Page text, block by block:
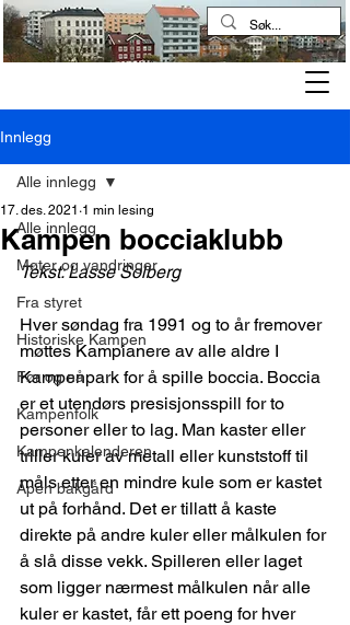
Innlegg
Alle innlegg
Møter og vandringer
Fra styret
Historiske Kampen
Før og nå
Kampenfolk
Kampenkalenderen
Åpen bakgård
Alle innlegg
Kampen bocciaklubb
17. des. 2021 1 min lesing
Tekst: Lasse Solberg
Hver søndag fra 1991 og to år fremover
møttes Kampianere av alle aldre I
Kampenpark for å spille boccia. Boccia
er et utendørs presisjonsspill for to
personer eller to lag. Man kaster eller
triller kuler av metall eller kunststoff til
måls etter en mindre kule som er kastet
ut på forhånd. Det er tillatt å kaste
direkte på andre kuler eller målkulen for
å slå disse vekk. Spilleren eller laget
som ligger nærmest målkulen når alle
kuler er kastet, får ett poeng for hver